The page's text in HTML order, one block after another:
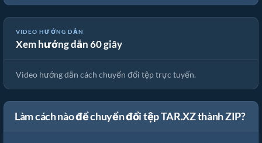
VIDEO HƯỚNG DẪN
Xem hướng dẫn 60 giây
📦 Cách Chuyển Đổi Tệp Trực Tuyến Miễn Phí
Video hướng dẫn cách chuyển đổi tệp trực tuyến.
Làm cách nào để chuyển đổi tệp TAR.XZ thành ZIP?